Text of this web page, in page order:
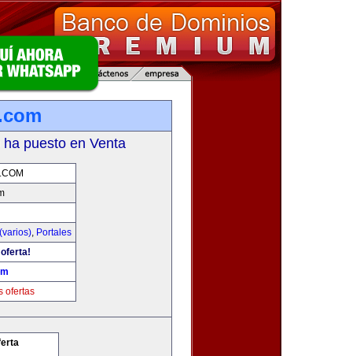
puesto en Venta
, Portales
ofertas